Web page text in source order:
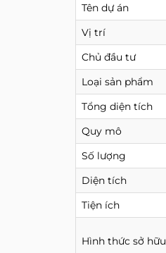
Tên dự án
Vị trí
Chủ đầu tư
Loại sản phẩm
Tổng diện tích
Quy mô
Số lượng
Diện tích
Tiện ích
Hình thức sở hữu